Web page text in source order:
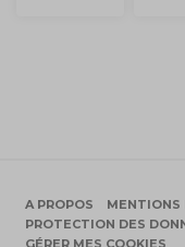
A PROPOS
MENTIONS
PROTECTION DES
GÉRER MES COOKIES